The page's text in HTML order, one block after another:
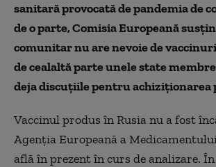
sanitară provocată de pandemia de
de o parte, Comisia Europeană
comunitar nu are nevoie de
de cealaltă parte unele state
deja discuțiile pentru achiziționarea
Vaccinul produs în Rusia nu a fost
Agenția Europeană a
află în prezent în curs de analizare.